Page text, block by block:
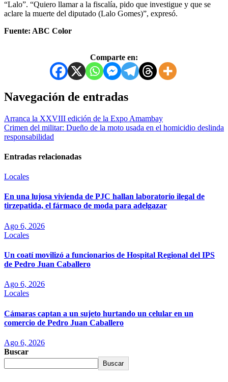
“Lalo”. “Quiero llamar a la fiscalía, pido que investigue y que se
aclare la muerte del diputado (Lalo Gomes)”, expresó.
Fuente: ABC Color
Comparte en:
Navegación de entradas
Arranca la XXVIII edición de la Expo Amambay
Crimen del militar: Dueño de la moto usada en el homicidio deslinda
responsabilidad
Entradas relacionadas
Locales
En una lujosa vivienda de PJC hallan laboratorio ilegal de
tirzepatida, el fármaco de moda para adelgazar
Ago 6, 2026
Locales
Un coatí movilizó a funcionarios de Hospital Regional del IPS
de Pedro Juan Caballero
Ago 6, 2026
Locales
Cámaras captan a un sujeto hurtando un celular en un
comercio de Pedro Juan Caballero
Ago 6, 2026
Buscar
Buscar